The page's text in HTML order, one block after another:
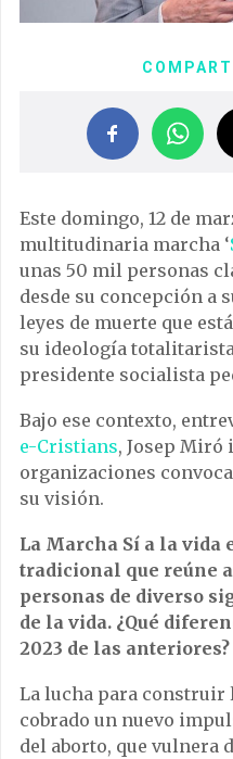
Este domingo, 12 de
multitudinaria marcha ‘
unas 50 mil personas
desde su concepción a
leyes de muerte que
su ideología
presidente socialista
Bajo ese contexto,
e-Cristians, Josep Miró
organizaciones
su visión.
La Marcha Sí a la vida
tradicional que reúne
personas de diverso
de la vida. ¿Qué
2023 de las anteriores?
La lucha para construir
cobrado un nuevo
del aborto, que vulnera